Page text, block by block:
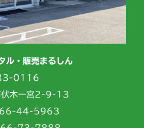
ル・販売まるしん
0116
伏木一宮2-9-13
44-5963